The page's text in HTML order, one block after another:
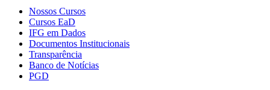
Nossos Cursos
Cursos EaD
IFG em Dados
Documentos Institucionais
Transparência
Banco de Notícias
PGD